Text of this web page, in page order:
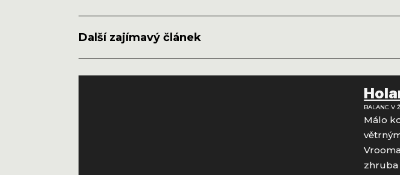
Další zajímavý článek
BALANC V
Málo